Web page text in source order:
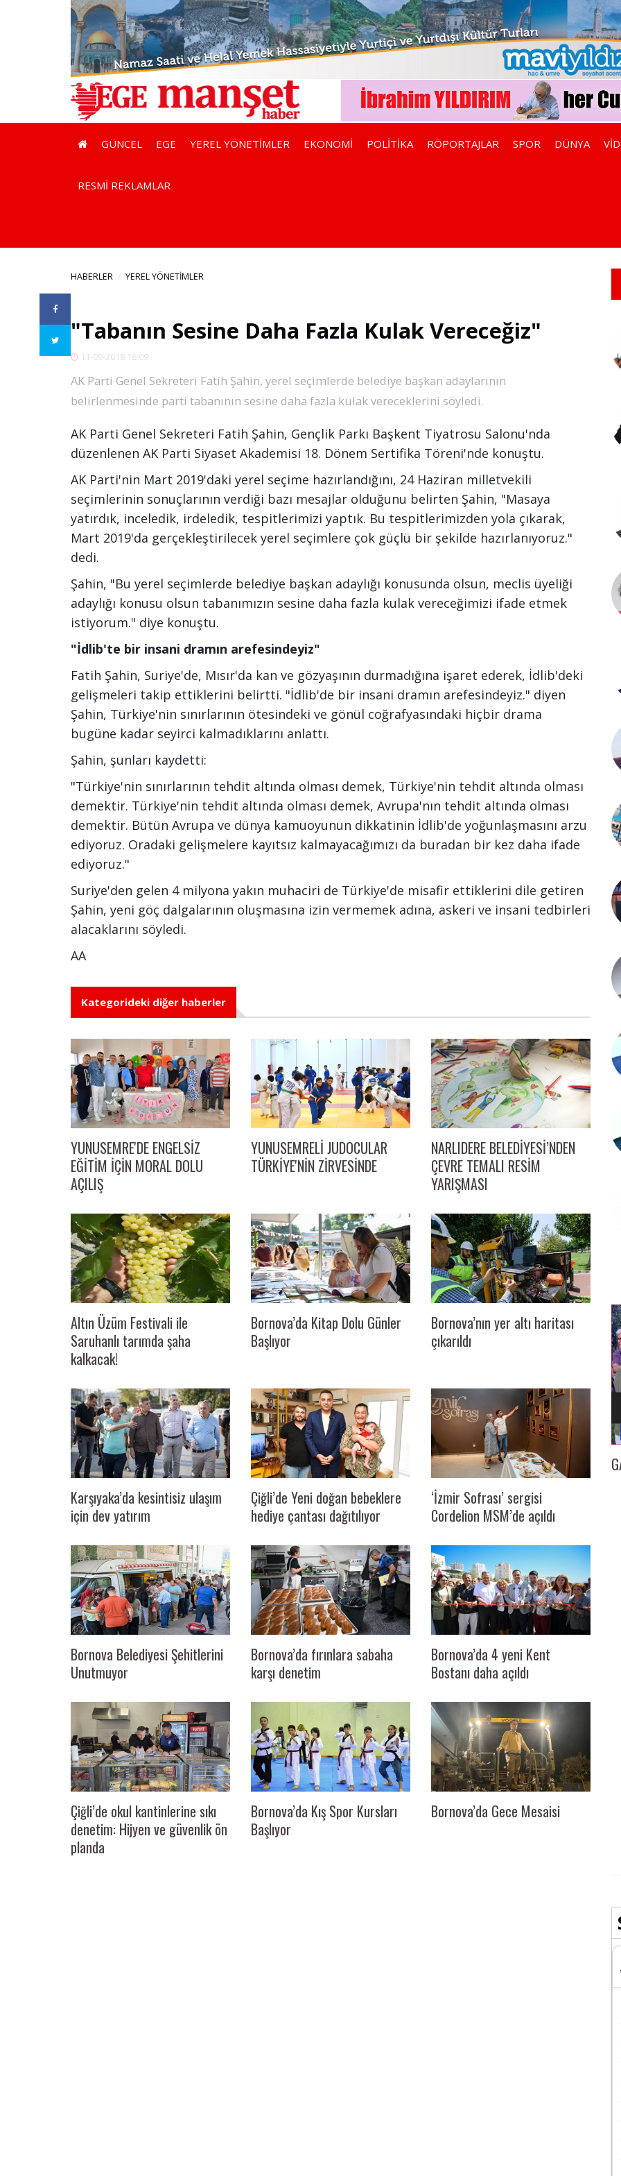
GÜNCEL EGE YEREL YÖNETİMLER EKONOMİ POLİTİKA RÖPORTAJLAR SPOR DÜNYA
RESMİ REKLAMLAR
HABERLER YEREL YÖNETİMLER
"Tabanın Sesine Daha Fazla Kulak Vereceğiz"
11-09-2018 16:09
AK Parti Genel Sekreteri Fatih Şahin, yerel seçimlerde belediye başkan adaylarının
belirlenmesinde parti tabanının sesine daha fazla kulak vereceklerini söyledi.
AK Parti Genel Sekreteri Fatih Şahin, Gençlik Parkı Başkent Tiyatrosu Salonu'nda
düzenlenen AK Parti Siyaset Akademisi 18. Dönem Sertifika Töreni'nde konuştu.
AK Parti'nin Mart 2019'daki yerel seçime hazırlandığını, 24 Haziran milletvekili
seçimlerinin sonuçlarının verdiği bazı mesajlar olduğunu belirten Şahin, "Masaya
yatırdık, inceledik, irdeledik, tespitlerimizi yaptık. Bu tespitlerimizden yola çıkarak,
Mart 2019'da gerçekleştirilecek yerel seçimlere çok güçlü bir şekilde hazırlanıyoruz."
dedi.
Şahin, "Bu yerel seçimlerde belediye başkan adaylığı konusunda olsun, meclis üyeliği
adaylığı konusu olsun tabanımızın sesine daha fazla kulak vereceğimizi ifade etmek
istiyorum." diye konuştu.
"İdlib'te bir insani dramın arefesindeyiz"
Fatih Şahin, Suriye'de, Mısır'da kan ve gözyaşının durmadığına işaret ederek, İdlib'deki
gelişmeleri takip ettiklerini belirtti. "İdlib'de bir insani dramın arefesindeyiz." diyen
Şahin, Türkiye'nin sınırlarının ötesindeki ve gönül coğrafyasındaki hiçbir drama
bugüne kadar seyirci kalmadıklarını anlattı.
Şahin, şunları kaydetti:
"Türkiye'nin sınırlarının tehdit altında olması demek, Türkiye'nin tehdit altında olması
demektir. Türkiye'nin tehdit altında olması demek, Avrupa'nın tehdit altında olması
demektir. Bütün Avrupa ve dünya kamuoyunun dikkatinin İdlib'de yoğunlaşmasını arzu
ediyoruz. Oradaki gelişmelere kayıtsız kalmayacağımızı da buradan bir kez daha ifade
ediyoruz."
Suriye'den gelen 4 milyona yakın muhaciri de Türkiye'de misafir ettiklerini dile getiren
Şahin, yeni göç dalgalarının oluşmasına izin vermemek adına, askeri ve insani tedbirleri
alacaklarını söyledi.
AA
Kategorideki diğer haberler
YUNUSEMRE'DE ENGELSİZ
EĞİTİM İÇİN MORAL DOLU
AÇILIŞ
YUNUSEMRELİ JUDOCULAR
TÜRKİYE'NİN ZİRVESİNDE
NARLIDERE BELEDİYESİ’NDEN
ÇEVRE TEMALI RESİM
YARIŞMASI
Altın Üzüm Festivali ile
Saruhanlı tarımda şaha
kalkacak!
Bornova’da Kitap Dolu Günler
Başlıyor
Bornova’nın yer altı haritası
çıkarıldı
Karşıyaka’da kesintisiz ulaşım
için dev yatırım
Çiğli’de Yeni doğan bebeklere
hediye çantası dağıtılıyor
‘İzmir Sofrası’ sergisi
Cordelion MSM’de açıldı
Bornova Belediyesi Şehitlerini
Unutmuyor
Bornova’da fırınlara sabaha
karşı denetim
Bornova’da 4 yeni Kent
Bostanı daha açıldı
Çiğli’de okul kantinlerine sıkı
denetim: Hijyen ve güvenlik ön
planda
Bornova’da Kış Spor Kursları
Başlıyor
Bornova’da Gece Mesaisi
MAVİ YILDIZ TURİZM VE HAZIR TUR’A İZMİR
TURİZM FUARI’NDA BÜYÜK İLGİ
GAZETECİ KENAN TOKGÖZ’E 25. YIL BERATI…